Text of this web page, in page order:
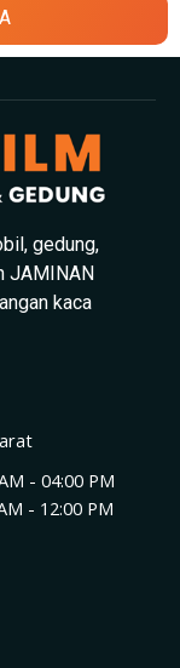
gedung,
JAMINAN
kaca
- 04:00 PM
- 12:00 PM